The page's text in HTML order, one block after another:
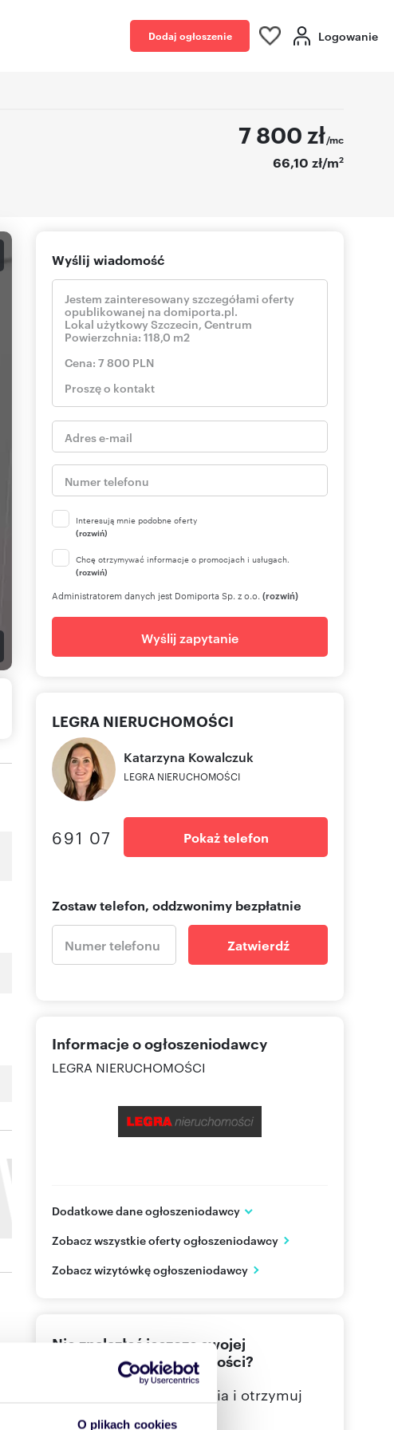
O plikach cookies
Dodaj ogłoszenie Logowanie
7 800 zł/mc
66,10 zł/m2
Wyślij wiadomość
Interesują mnie podobne oferty
(rozwiń)
Chcę otrzymywać informacje o promocjach i usługach.
(rozwiń)
Administratorem danych jest Domiporta Sp. z o.o. (rozwiń)
Wyślij zapytanie
LEGRA NIERUCHOMOŚCI
Katarzyna Kowalczuk
LEGRA NIERUCHOMOŚCI
691 07 Pokaż telefon
Zostaw telefon, oddzwonimy bezpłatnie
Zatwierdź
Informacje o ogłoszeniodawcy
LEGRA NIERUCHOMOŚCI
Dodatkowe dane ogłoszeniodawcy
Szczecin
PL
Zobacz wszystkie oferty ogłoszeniodawcy
Zobacz wizytówkę ogłoszeniodawcy
Nie znalazłeś jeszcze swojej
wymarzonej nieruchomości?
Określ swoje oczekiwania i otrzymuj